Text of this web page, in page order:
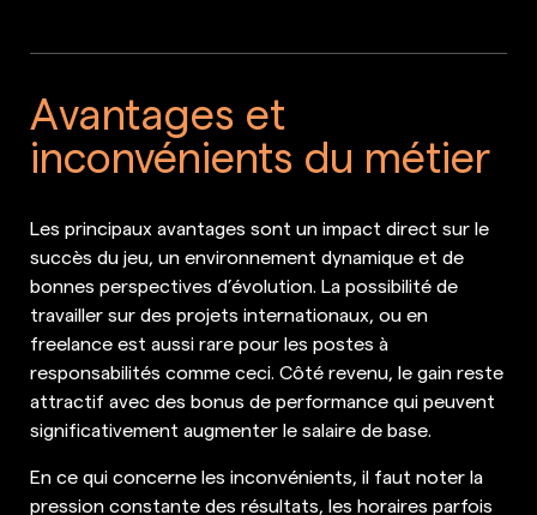
Avantages et
inconvénients du métier
Les principaux avantages sont un impact direct sur le
succès du jeu, un environnement dynamique et de
bonnes perspectives d’évolution. La possibilité de
travailler sur des projets internationaux, ou en
freelance est aussi rare pour les postes à
responsabilités comme ceci. Côté revenu, le gain reste
attractif avec des bonus de performance qui peuvent
significativement augmenter le salaire de base.
En ce qui concerne les inconvénients, il faut noter la
pression constante des résultats, les horaires parfois